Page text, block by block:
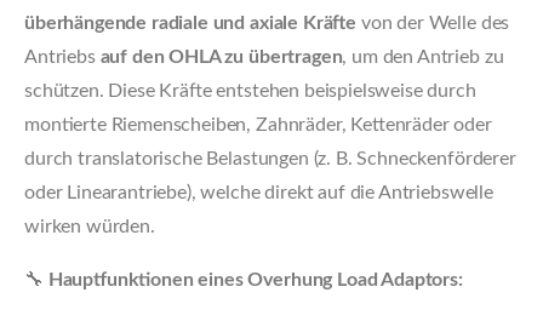
überhängende radiale und axiale Kräfte von der Welle des
Antriebs auf den OHLA zu übertragen, um den Antrieb zu
schützen. Diese Kräfte entstehen beispielsweise durch
montierte Riemenscheiben, Zahnräder, Kettenräder oder
durch translatorische Belastungen (z. B. Schneckenförderer
oder Linearantriebe), welche direkt auf die Antriebswelle
wirken würden.
🔧 Hauptfunktionen eines Overhung Load Adaptors: